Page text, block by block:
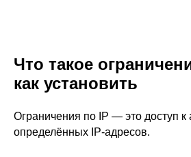
Что такое
как установить
Ограничения по IP — это доступ к
определённых IP-адресов.